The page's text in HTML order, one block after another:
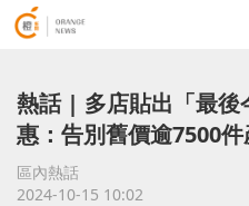
熱話 | 多店貼出「最
惠：告別舊價逾7500
區內熱話
2024-10-15 10:02